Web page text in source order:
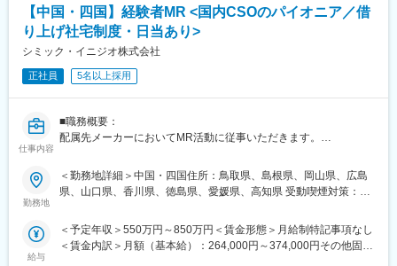
■業務の特徴：
・製品力も高く、品質の高さをPRして顧客に貢献する事ができま
す。
・シスメックスの営業担当や技術者など多くの関係各者と連携し
ながら情報収集が必要です。クライアントは院長といった経営層
になるため、細やかなフォロー、論理的な対話と難易度の高い営
業となりますが、「関係構築力や推進力、折衝力」などの多くの
力を身につけることができます。
朝、夕は代理店に訪問、午後に主に施設へ訪問し、ご自宅を拠点
に直行直帰。週の一日程度は内勤をし、事務手処理を進めます。
なお、シスメックスの営業担当は大手病院向けの販売体制をとっ
ていることで営業の棲み分けをしています。
【中国・四国】経験者MR <国内CSOのパイオニア／借
り上げ社宅制度・日当あり>
シミック・イニジオ株式会社
正社員 5名以上採用
仕事内容
■職務概要：
配属先メーカーにおいてMR活動に従事いただきます。
■新薬プロジェクト95％超／常時60以上のプロジェクトが稼働
プロジェクトの数やバリエーションはキャリア形成に直結するた
業規模、製品領域などのバランスを考慮しながら、常時60以上の
プロジェクトが稼働しています。
勤務地
＜勤務地詳細＞中国・四国住所：鳥取県、島根県、岡山県、広島
県、山口県、香川県、徳島県、愛媛県、高知県 受動喫煙対策：屋
給与
＜予定年収＞550万円～850万円＜賃金形態＞月給制特記事項なし
＜賃金内訳＞月額（基本給）：264,000円～374,000円その他固定